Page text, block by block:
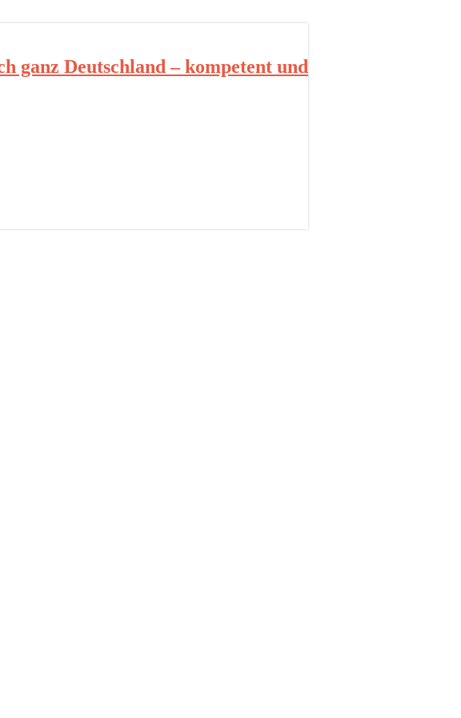
ganz Deutschland – kompetent und